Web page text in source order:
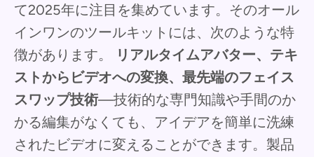
て2025年に注目を集めています。そのオール
インワンのツールキットには、次のような特
徴があります。
リアルタイムアバター、テキ
ストからビデオへの変換、最先端のフェイス
スワップ技術—技術的な専門知識や手間のか
かる編集がなくても、アイデアを簡単に洗練
されたビデオに変えることができます。製品